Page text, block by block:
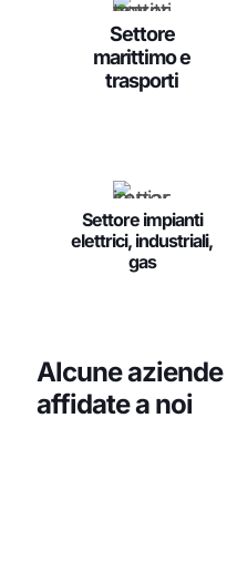
Settore
marittimo e
trasporti
Settore impianti
elettrici, industriali,
gas
Alcune
affidate a noi